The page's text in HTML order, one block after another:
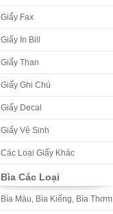
Giấy Fax
Giấy In Bill
Giấy Than
Giấy Ghi Chú
Giấy Decal
Giấy Vệ Sinh
Các Loại Giấy Khác
Bìa Các Loại
Bìa Màu, Bìa Kiếng, Bìa Thơm